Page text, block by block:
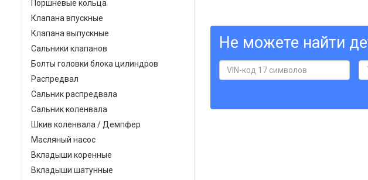
Поршневые кольца
Клапана впускные
Клапана выпускные
Сальники клапанов
Болты головки блока цилиндров
Распредвал
Сальник распредвала
Сальник коленвала
Шкив коленвала / Демпфер
Масляный насос
Вкладыши коренные
Вкладыши шатунные
Не можете найти